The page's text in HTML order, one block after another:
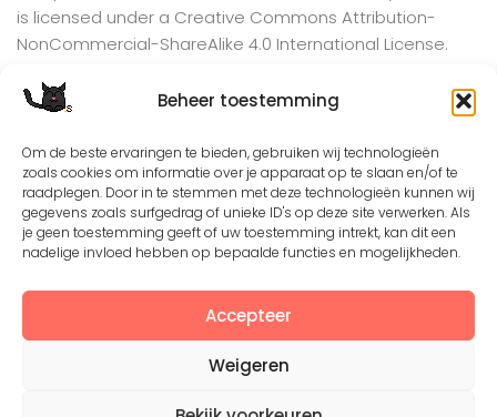
Beheer toestemming
Om de beste ervaringen te bieden, gebruiken wij technologieën
zoals cookies om informatie over je apparaat op te slaan en/of te
raadplegen. Door in te stemmen met deze technologieën kunnen wij
gegevens zoals surfgedrag of unieke ID's op deze site verwerken. Als
je geen toestemming geeft of uw toestemming intrekt, kan dit een
nadelige invloed hebben op bepaalde functies en mogelijkheden.
Accepteer
Weigeren
is licensed under a Creative Commons Attribution-
NonCommercial-ShareAlike 4.0 International License.
©2008 - 2026. All Rights Reserved. Protected by